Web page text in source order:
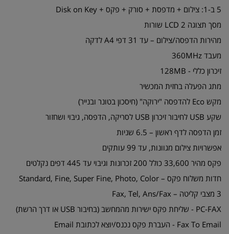
5 ב-1: צילום + מדפסת + סורק + פקס + Disk on Key
מסך תצוגה LCD 2 שורות
מהירות הדפסה/צילום – עד 31 דפי A4 לדקה
מעבד 360MHz
זיכרון כללי - 128MB
מתג הפעלה בחזית המכשיר
מקש Eco להדפסה "ירוקה" (חיסכון בטונר ובנייר)
שקע USB לחיבור זיכרון USB לסריקה, הדפסה, גיבוי ושחזור
זמן הדפסה לדף ראשון – 6.5 שניות
אפשרויות צילום מגוונות, עד 99 עותקים
פקס מהיר 33,600 כולל 200 זכרונות וגיבוי עד 445 דפים נקלטים
חדות משלוח פקס – Standard, Fine, Super Fine, Photo, Color
3 מצבי קליטה – Fax, Tel, Ans/Fax
PC-FAX - שליחת פקס ישירות מהמחשב (בחיבור USB או דרך הרשת)
Fax To Email - העברת פקס נכנס/יוצא לכתובת Email